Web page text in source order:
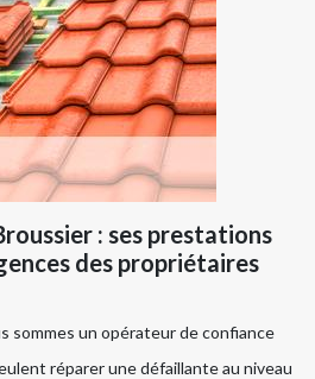
: ses prestations
des propriétaires
sommes un opérateur de confiance
réparer une défaillante au niveau